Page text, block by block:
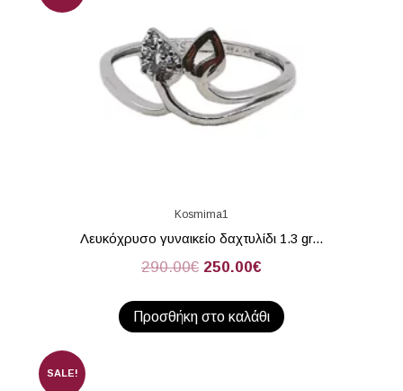
Kosmima1
Λευκόχρυσο γυναικείο δαχτυλίδι 1.3 gr...
290.00€ 250.00€
Προσθήκη στο καλάθι
SALE!